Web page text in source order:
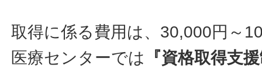
取得に係る費用は、30,000円～
医療センターでは
『資格取得支